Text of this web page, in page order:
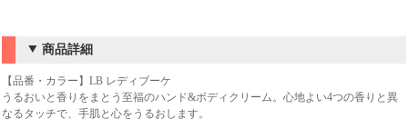
商品詳細
【品番・カラー】LB レディブーケ
うるおいと香りをまとう至福のハンド&ボディクリーム。心地よい4つの香りと異
なるタッチで、手肌と心をうるおします。